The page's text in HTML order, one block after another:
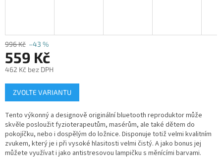
996 Kč –43 %
559 Kč
462 Kč bez DPH
Měrná
cena:
ZVOLTE VARIANTU
Tento výkonný a designově originální bluetooth reproduktor může
skvěle posloužit fyzioterapeutům, masérům, ale také dětem do
pokojíčku, nebo i dospělým do ložnice. Disponuje totiž velmi kvalitním
zvukem, který je i při vysoké hlasitosti velmi čistý. A jako bonus jej
můžete využívat i jako antistresovou lampičku s měnícími barvami.